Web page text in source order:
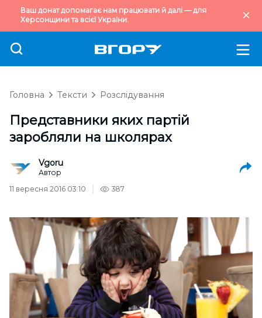
Ваш донат допомагає нам працювати й далі — для
Херсонщини та всієї України.
Головна Тексти Розслідування
Представники яких партій
заробляли на школярах
Vgoru
Автор
11 вересня 2016 03:10
387